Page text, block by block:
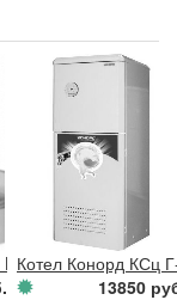
Ит.
60/100 90
Котел Конорд КСц
13850